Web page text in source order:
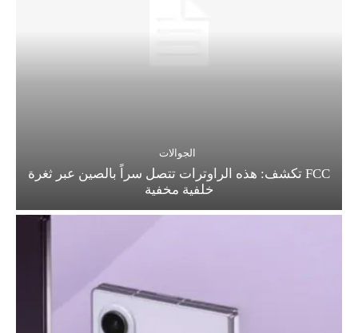
الجوالات
FCC تكشف: هذه الراوترات تتصل سراً بالصين عبر ثغرة
خلفية مخفية